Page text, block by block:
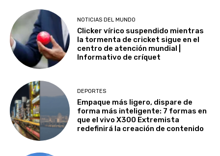
NOTICIAS DEL MUNDO
Clicker vírico suspendido mientras
la tormenta de cricket sigue en el
centro de atención mundial |
Informativo de críquet
DEPORTES
Empaque más ligero, dispare de
forma más inteligente: 7 formas en
que el vivo X300 Extremista
redefinirá la creación de contenido